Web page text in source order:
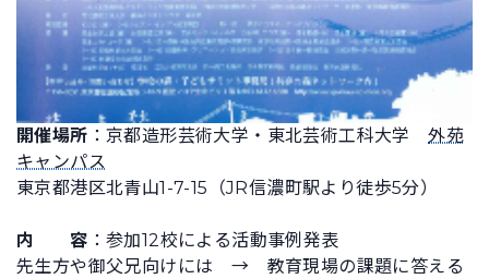
開催場所 ：京都造形芸術大学・東北芸術工科大学外苑
キャンパス
東京都港区北青山1-7-15（JR信濃町駅より徒歩5分）
内 容 ：参加12校による活動事例発表
先生方や御父兄向けには → 教育現場の課題に答える